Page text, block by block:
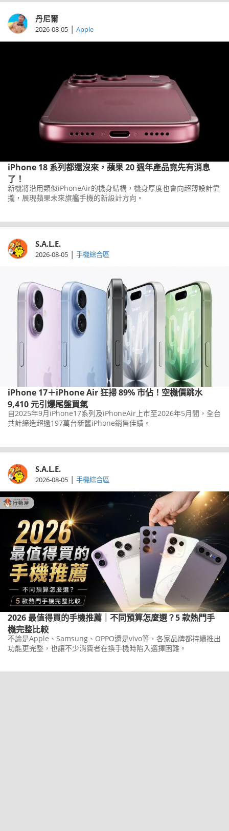
丹尼爾
2026-08-05 | Apple
iPhone 18 系列都還沒來，蘋果 20 週年產品竟先有消息
了！
新機將沿用類似iPhoneAir的機身結構，機身厚度也會向超薄設計靠
攏，展現蘋果未來旗艦手機的新設計方向。
S.A.L.E.
2026-08-05 | 手機綜合區
iPhone 17＋iPhone Air 狂掃 89% 市佔！空機價跳水
9,410 元引爆尾盤買氣
自2025年9月iPhone17系列及iPhoneAir上市至2026年5月間，全台
共計締造超過197萬台新舊iPhone銷售佳績。
S.A.L.E.
2026-08-05 | 手機綜合區
2026 最值得買的手機推薦｜不同預算怎麼選？5 款熱門手
機完整比較
不論是Apple、Samsung、OPPO還是vivo等，各家品牌都持續推出
功能更完整，也讓不少消費者在換手機時陷入選擇困難。